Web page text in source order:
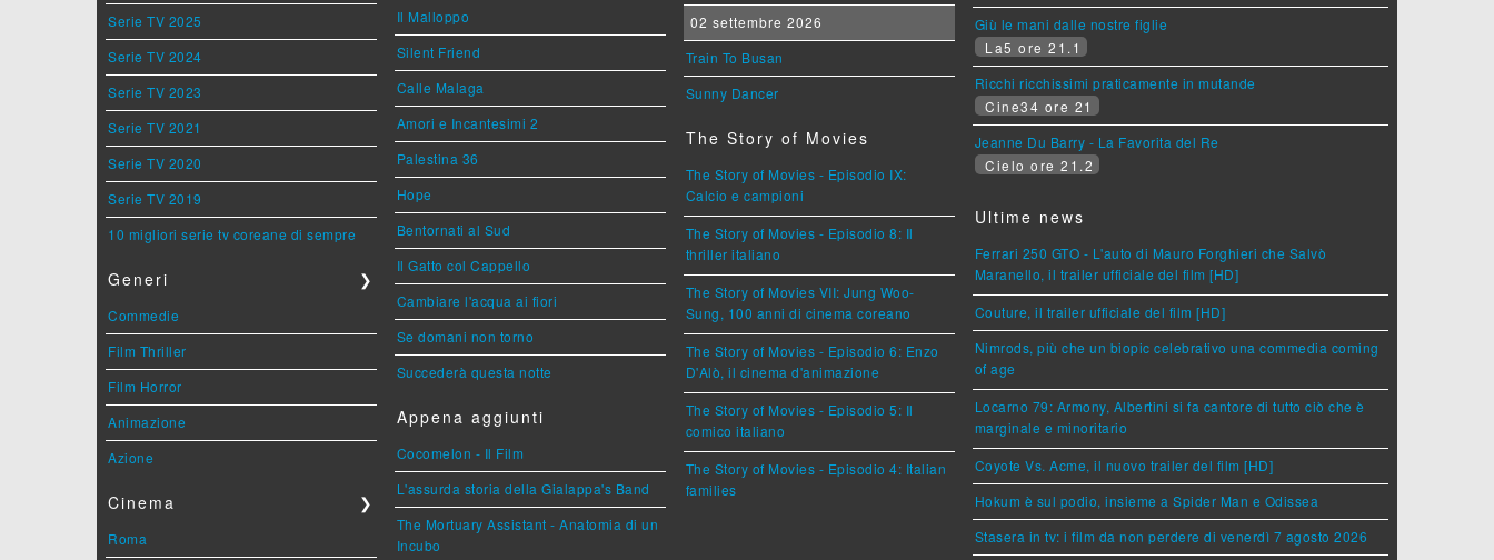
Serie TV 2025
Serie TV 2024
Serie TV 2023
Serie TV 2021
Serie TV 2020
Serie TV 2019
10 migliori serie tv coreane di sempre
Generi ❯
Commedie
Film Thriller
Film Horror
Animazione
Azione
Cinema ❯
Roma
Il Malloppo
Silent Friend
Calle Malaga
Amori e Incantesimi 2
Palestina 36
Hope
Bentornati al Sud
Il Gatto col Cappello
Cambiare l'acqua ai fiori
Se domani non torno
Succederà questa notte
Appena aggiunti
Cocomelon - Il Film
L'assurda storia della Gialappa's Band
The Mortuary Assistant - Anatomia di un
Incubo
02 settembre 2026
Train To Busan
Sunny Dancer
The Story of Movies
The Story of Movies - Episodio IX:
Calcio e campioni
The Story of Movies - Episodio 8: Il
thriller italiano
The Story of Movies VII: Jung Woo-
Sung, 100 anni di cinema coreano
The Story of Movies - Episodio 6: Enzo
D'Alò, il cinema d'animazione
The Story of Movies - Episodio 5: Il
comico italiano
The Story of Movies - Episodio 4: Italian
families
Giù le mani dalle nostre figlie
La5 ore 21.1
Ricchi ricchissimi praticamente in mutande
Cine34 ore 21
Jeanne Du Barry - La Favorita del Re
Cielo ore 21.2
Ultime news
Ferrari 250 GTO - L'auto di Mauro Forghieri che Salvò
Maranello, il trailer ufficiale del film [HD]
Couture, il trailer ufficiale del film [HD]
Nimrods, più che un biopic celebrativo una commedia coming
of age
Locarno 79: Armony, Albertini si fa cantore di tutto ciò che è
marginale e minoritario
Coyote Vs. Acme, il nuovo trailer del film [HD]
Hokum è sul podio, insieme a Spider Man e Odissea
Stasera in tv: i film da non perdere di venerdì 7 agosto 2026